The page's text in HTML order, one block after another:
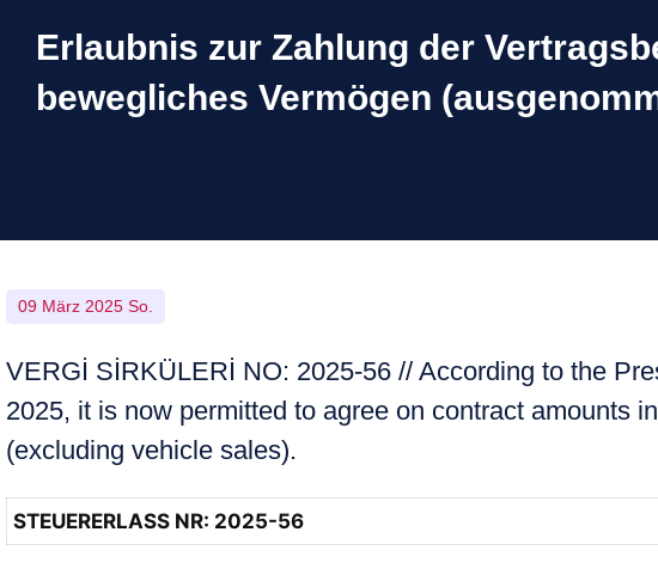
Erlaubnis zur Zahlung der
bewegliches Vermögen
09 März 2025 So.
VERGİ SİRKÜLERİ NO: 2025-56 // According to the
2025, it is now permitted to agree on contract amounts
(excluding vehicle sales).
STEUERERLASS NR: 2025-56